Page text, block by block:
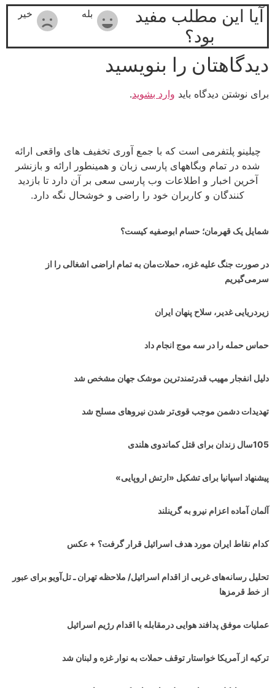
آیا این مطلب مفید
بود؟
بله خیر
دیدگاهتان را بنویسید
برای نوشتن دیدگاه باید وارد بشوید.
چیلینو پلتفرمی است که با جمع آوری تخفیف های واقعی ارائه
شده در تمام وبگاههای پارسی زبان و همینطور ارائه و بازنشر
آخرین اخبار و اطلاعات وب پارسی سعی بر آن دارد تا بازدید
کنندگان و کاربران خود را راضی و خوشحال نگه دارد.
شمایل یک قهرمان؛ حسام ابوصفیه کیست؟
در صورت جنگ علیه غزه، حملات‌مان به تمام اراضی اشغالی را از
سرمی‌گیریم
زیردریایی غدیر، سلاح پنهان ایران
حماس حمله را در سه موج انجام داد
دلیل انفجار مهیب قدرتمندترین موشک جهان مشخص شد
تهدیدات دشمن موجب قوی‌تر شدن نیروهای مسلح شد
105سال زندان برای قتل کماندوی هلندی
پیشنهاد اسپانیا برای تشکیل «ارتش اروپایی»
آلمان آماده اعزام نیرو به گرینلند
کدام نقاط ایران مورد هدف اسرائیل قرار گرفت؟ + عکس
تحلیل رسانه‌های غربی از اقدام اسرائیل/ ملاحظه تهران ـ تل‌آویو برای عبور
از خط قرمزها
عملیات موفق پدافند هوایی درمقابله با اقدام رژیم اسرائیل
ترکیه از آمریکا خواستار توقف حملات به نوار غزه و لبنان شد